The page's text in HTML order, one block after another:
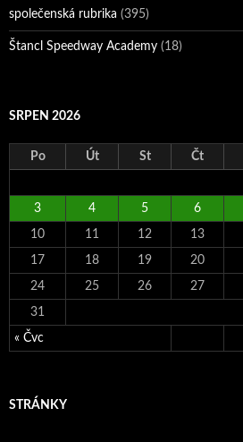
společenská rubrika (395)
Štancl Speedway Academy (18)
SRPEN 2026
Po Út St Čt
« Čvc
3 4 5 6
10 11 12 13
17 18 19 20
24 25 26 27
31
STRÁNKY